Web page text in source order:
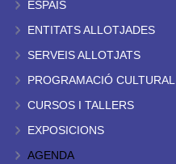
ESPAIS
ENTITATS ALLOTJADES
SERVEIS ALLOTJATS
PROGRAMACIÓ CULTURAL
CURSOS I TALLERS
EXPOSICIONS
AGENDA